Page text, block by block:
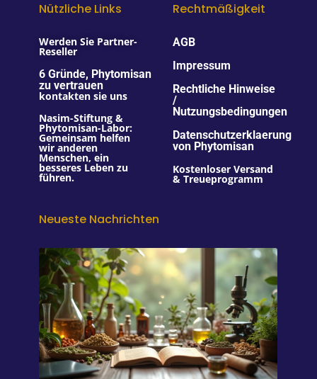
Nützliche Links
Werden Sie Partner-
Reseller
6 Gründe, Phytomisan
zu vertrauen
kontakten sie uns
Nasim-Stiftung &
Phytomisan-Labor:
Gemeinsam helfen
wir anderen
Menschen, ein
besseres Leben zu
führen.
Rechtmäßigkeit
AGB
Impressum
Rechtliche Hinweise
/
Nutzungsbedingungen
Datenschutzerklaerung
von Phytomisan
Kostenloser Versand
& Treueprogramm
Neueste Nachrichten